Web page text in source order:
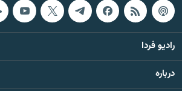
رادیو فردا
درباره